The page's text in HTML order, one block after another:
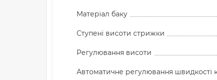
Матеріал баку
Ступені висоти стрижки
Регулювання висоти
Автоматичне регулювання швидкості